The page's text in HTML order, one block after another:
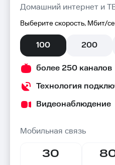
Домашний интернет и
Выберите скорость, Мбит/
100 200
более 250 каналов
Технология
Видеонаблюдение
Мобильная связь
30